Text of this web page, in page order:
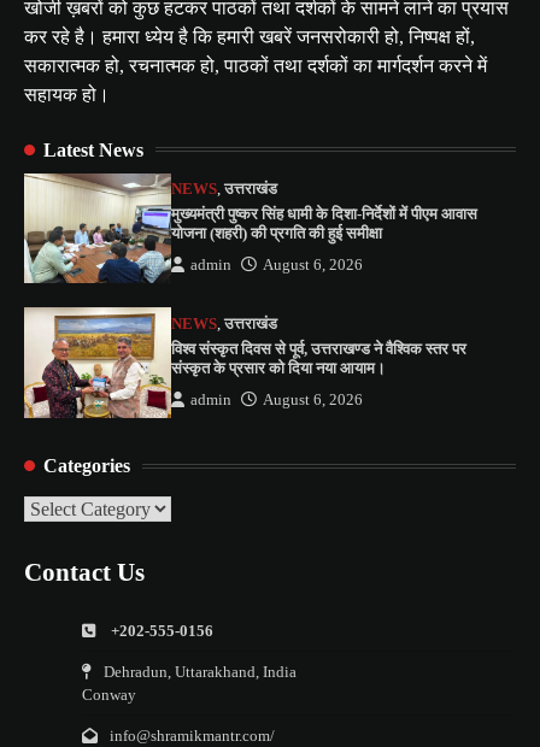
खोजी ख़बरों को कुछ हटकर पाठकों तथा दर्शकों के सामने लाने का प्रयास
कर रहे है। हमारा ध्येय है कि हमारी खबरें जनसरोकारी हो, निष्पक्ष हों,
सकारात्मक हो, रचनात्मक हो, पाठकों तथा दर्शकों का मार्गदर्शन करने में
सहायक हो।
Latest News
NEWS,उत्तराखंड
मुख्यमंत्री पुष्कर सिंह धामी के दिशा-निर्देशों में पीएम आवास
योजना (शहरी) की प्रगति की हुई समीक्षा
admin August 6, 2026
NEWS,उत्तराखंड
विश्व संस्कृत दिवस से पूर्व, उत्तराखण्ड ने वैश्विक स्तर पर
संस्कृत के प्रसार को दिया नया आयाम।
admin August 6, 2026
Categories
Categories
Contact Us
+202-555-0156
Dehradun, Uttarakhand, India
Conway
info@shramikmantr.com/